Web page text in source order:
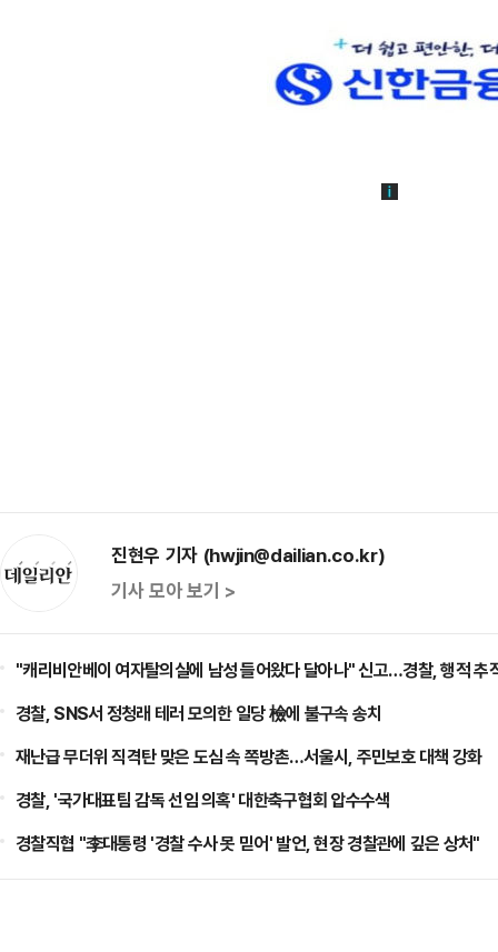
진현우 기자 (hwjin@dailian.co.kr)
기사 모아 보기 >
"캐리비안베이 여자탈의실에 남성 들어왔다 달아나" 신고…경찰, 행적 추
경찰, SNS서 정청래 테러 모의한 일당 檢에 불구속 송치
재난급 무더위 직격탄 맞은 도심 속 쪽방촌…서울시, 주민보호 대책 강화
경찰, '국가대표팀 감독 선임 의혹' 대한축구협회 압수수색
경찰직협 "李대통령 '경찰 수사 못 믿어' 발언, 현장 경찰관에 깊은 상처"